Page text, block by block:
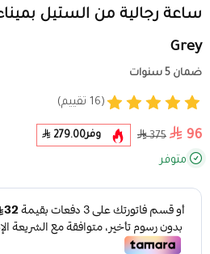
Grey
ضمان 5 سنوات
(16 تقييم)
96
375 وفر279.00
متوفر